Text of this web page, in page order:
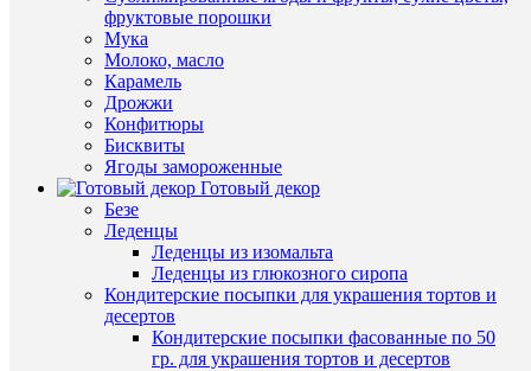
фруктовые порошки
Мука
Молоко, масло
Карамель
Дрожжи
Конфитюры
Бисквиты
Ягоды замороженные
Готовый декор
Безе
Леденцы
Леденцы из изомальта
Леденцы из глюкозного сиропа
Кондитерские посыпки для украшения тортов и
десертов
Кондитерские посыпки фасованные по 50
гр. для украшения тортов и десертов